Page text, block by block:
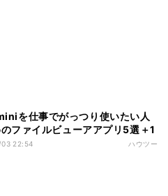
を仕事でがっつり使いたい人
ファイルビューアアプリ5選＋1
03 22:54 ハウツー